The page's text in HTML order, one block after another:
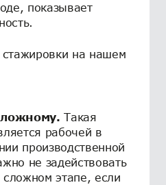
показывает
на нашем
Такая
рабочей в
производственной
не задействовать
этапе, если